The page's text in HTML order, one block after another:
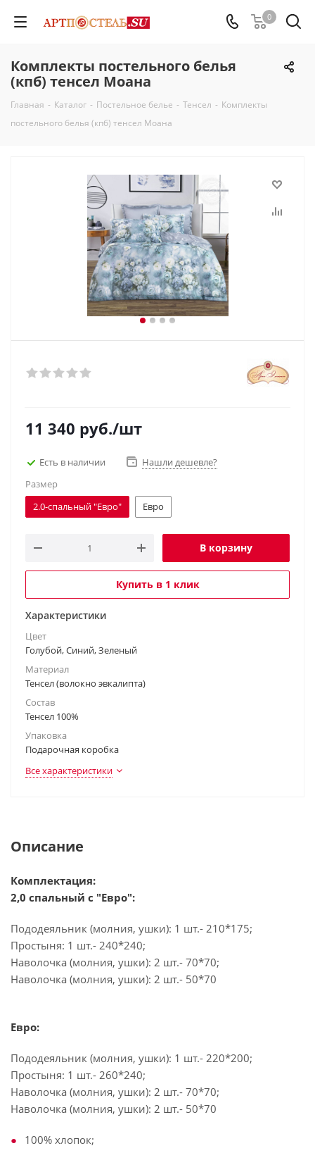
0
Комплекты постельного белья
(кпб) тенсел Моана
Главная - Каталог - Постельное белье - Тенсел - Комплекты
постельного белья (кпб) тенсел Моана
11 340 руб./шт
Есть в наличии
Нашли дешевле?
Размер
2.0-спальный "Евро"
Евро
В корзину
Купить в 1 клик
Характеристики
Цвет
Голубой, Синий, Зеленый
Материал
Тенсел (волокно эвкалипта)
Состав
Тенсел 100%
Упаковка
Подарочная коробка
Все характеристики
Описание
Комплектация:
2,0 спальный с "Евро":
Пододеяльник (молния, ушки): 1 шт.- 210*175;
Простыня: 1 шт.- 240*240;
Наволочка (молния, ушки): 2 шт.- 70*70;
Наволочка (молния, ушки): 2 шт.- 50*70
Евро:
Пододеяльник (молния, ушки): 1 шт.- 220*200;
Простыня: 1 шт.- 260*240;
Наволочка (молния, ушки): 2 шт.- 70*70;
Наволочка (молния, ушки): 2 шт.- 50*70
100% хлопок;